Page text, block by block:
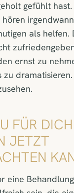
gefühlt
als helfen.
ernst zu
zu
FÜR
JETZT
eine